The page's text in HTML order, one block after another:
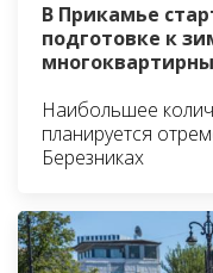
В Прикамье
подготовке к
Наибольшее
планируется
Березниках